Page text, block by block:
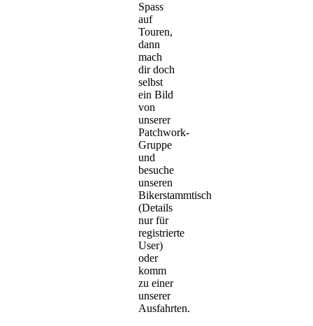
Spass
auf
Touren,
dann
mach
dir doch
selbst
ein Bild
von
unserer
Patchwork-
Gruppe
und
besuche
unseren
Bikerstammtisch
(Details
nur für
registrierte
User)
oder
komm
zu einer
unserer
Ausfahrten.